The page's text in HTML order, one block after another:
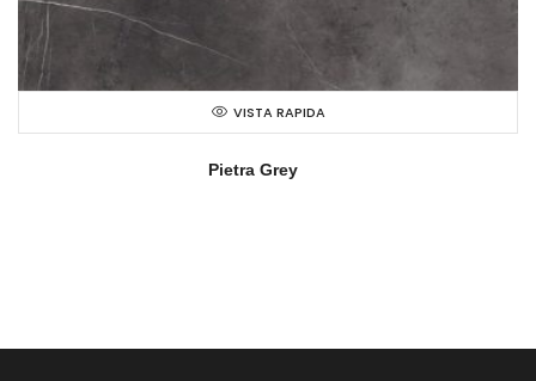
VISTA RAPIDA
Pietra Grey